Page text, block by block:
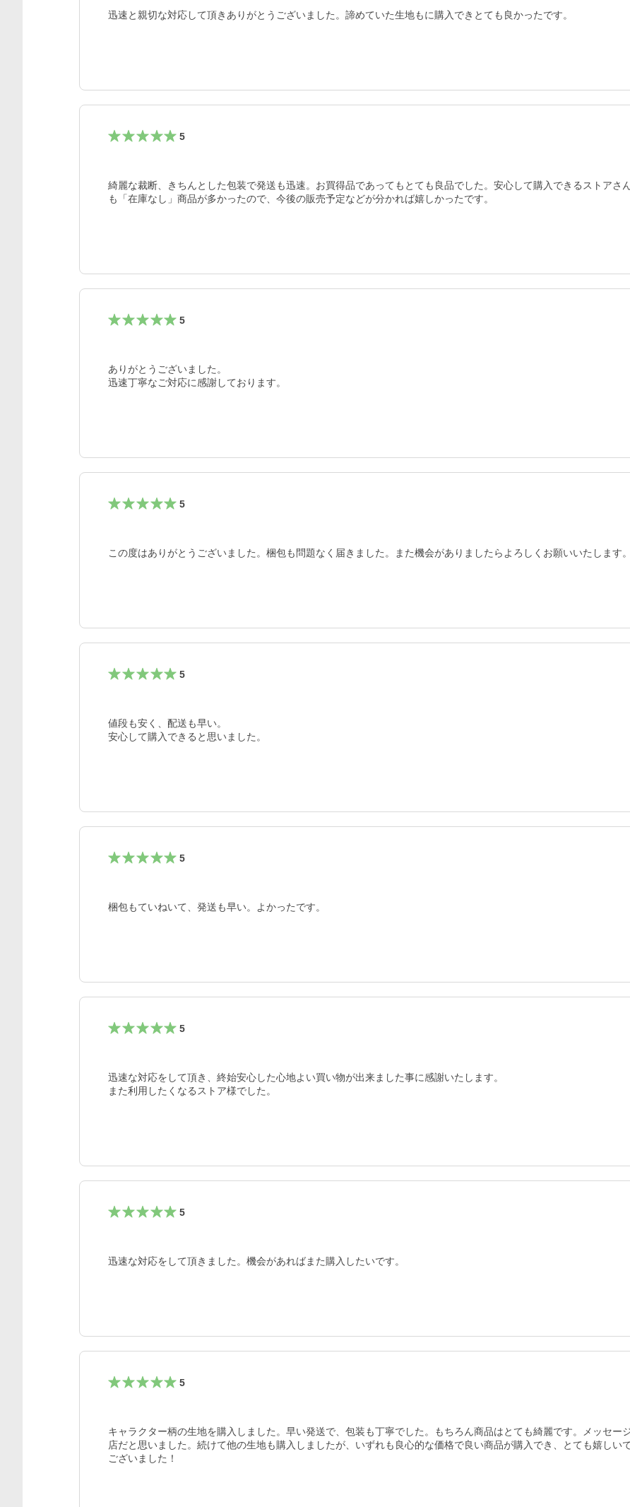
迅速と親切な対応して頂きありがとうございました。諦めていた生地もに購入できとても良かったです。
5
綺麗な裁断、きちんとした包装で発送も迅速。お買得品であってもとても良品でした。安心して購入できるストアさ
も「在庫なし」商品が多かったので、今後の販売予定などが分かれば嬉しかったです。
5
ありがとうございました。
迅速丁寧なご対応に感謝しております。
5
この度はありがとうございました。梱包も問題なく届きました。また機会がありましたらよろしくお願いいたします。
5
値段も安く、配送も早い。
安心して購入できると思いました。
5
梱包もていねいて、発送も早い。よかったです。
5
迅速な対応をして頂き、終始安心した心地よい買い物が出来ました事に感謝いたします。
また利用したくなるストア様でした。
5
迅速な対応をして頂きました。機会があればまた購入したいです。
5
キャラクター柄の生地を購入しました。早い発送で、包装も丁寧でした。もちろん商品はとても綺麗です。メッセー
店だと思いました。続けて他の生地も購入しましたが、いずれも良心的な価格で良い商品が購入でき、とても嬉しい
ございました！